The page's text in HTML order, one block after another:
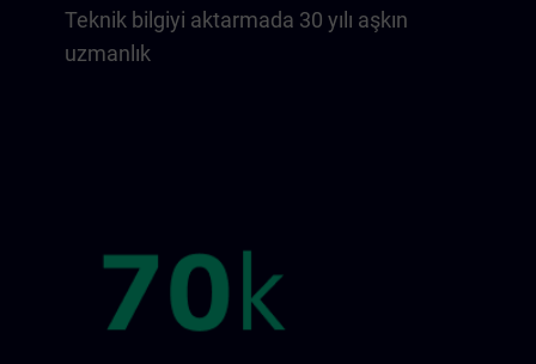
Teknik bilgiyi aktarmada 30 yılı aşkın
uzmanlık